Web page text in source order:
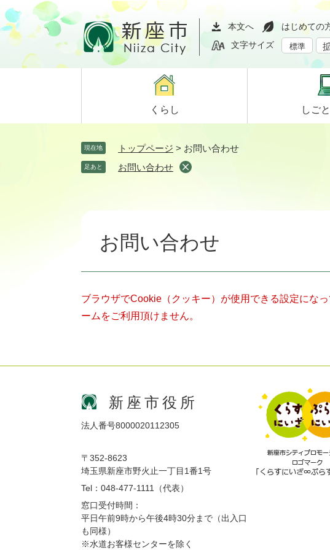
ペ
ー
ジ
メ
ニ
ュ
て
本文へ はじめての
文字サイズ
標準
くらし しごと
現在地 トップページ > お問い合わせ
足あと お問い合わせ
お問い合わせ
ブラウザでCookie（クッキー）が使用できる設定にな
ームをご利用頂けません。
新座市役所
法人番号8000020112305
〒352-8623
埼玉県新座市野火止一丁目1番1号
Tel：048-477-1111（代表）
窓口受付時間：
平日午前9時から午後4時30分まで（出入口
も同様）
※水道お客様センターを除く